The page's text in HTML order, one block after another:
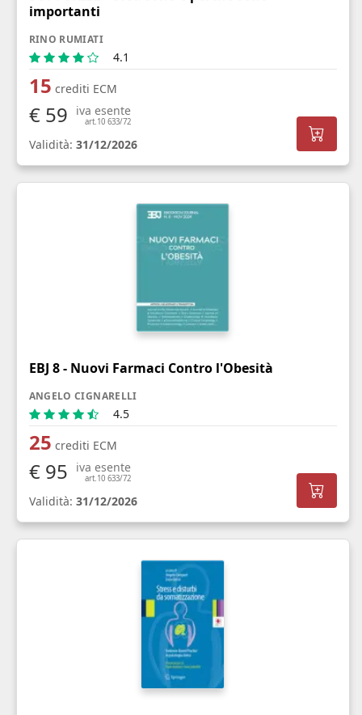
importanti
RINO RUMIATI
4.1
15 crediti ECM
€ 59 iva esente
art.10 633/72
Validità: 31/12/2026
EBJ 8 - Nuovi Farmaci Contro l'Obesità
ANGELO CIGNARELLI
4.5
25 crediti ECM
€ 95 iva esente
art.10 633/72
Validità: 31/12/2026